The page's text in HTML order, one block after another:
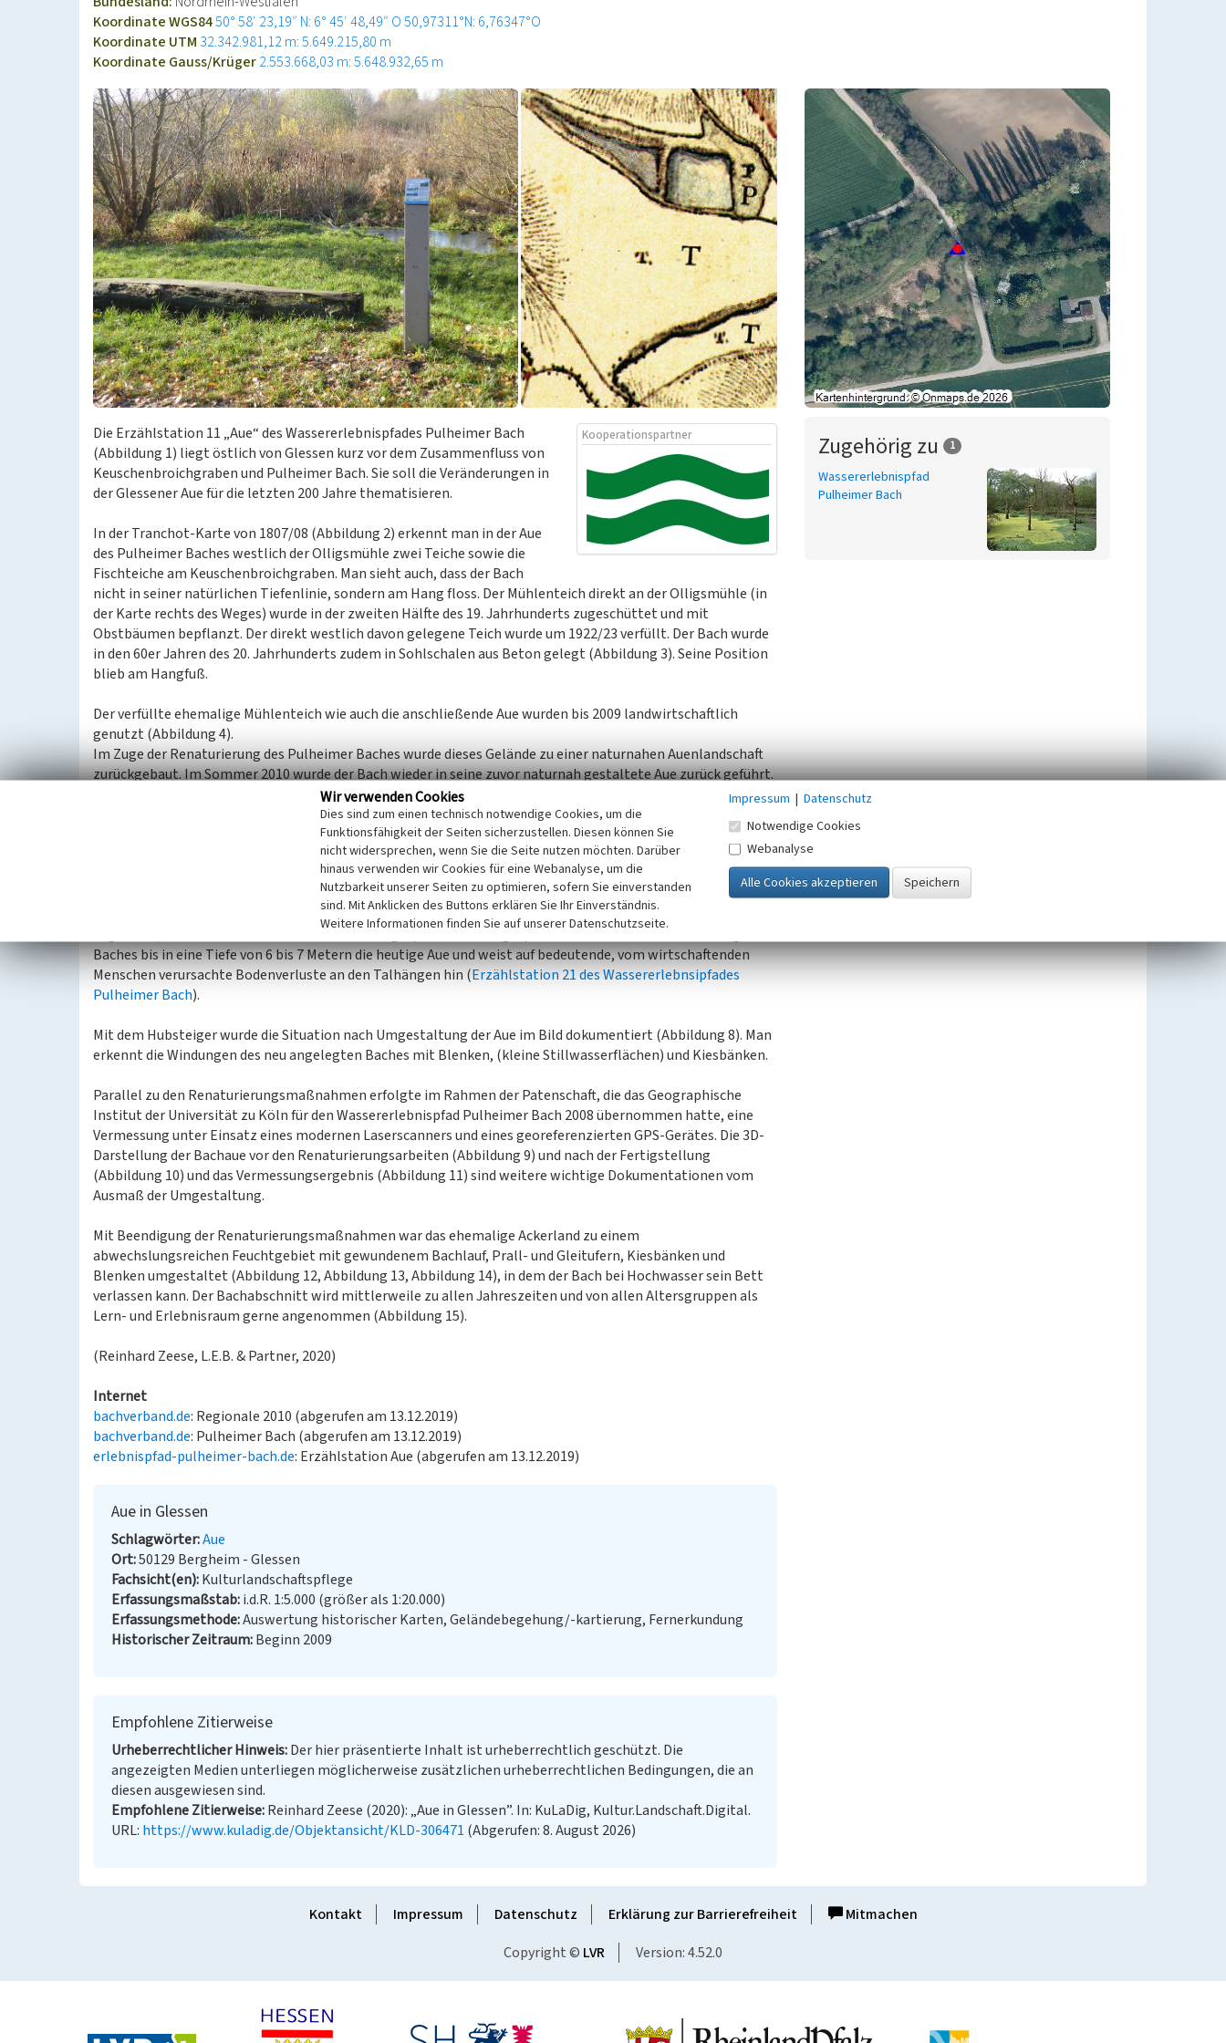
Koordinate WGS8450° 58′ 23,19″ N: 6° 45′ 48,49″ O50,97311°N: 6,76347°O
Koordinate UTM 32.342.981,12 m: 5.649.215,80 m
Koordinate Gauss/Krüger2.553.668,03 m: 5.648.932,65 m
Kooperationspartner
Die Erzählstation 11 „Aue“ des Wassererlebnispfades Pulheimer Bach
(Abbildung 1) liegt östlich von Glessen kurz vor dem Zusammenfluss von
Keuschenbroichgraben und Pulheimer Bach. Sie soll die Veränderungen in
der Glessener Aue für die letzten 200 Jahre thematisieren.
In der Tranchot-Karte von 1807/08 (Abbildung 2) erkennt man in der Aue
des Pulheimer Baches westlich der Olligsmühle zwei Teiche sowie die
Fischteiche am Keuschenbroichgraben. Man sieht auch, dass der Bach
nicht in seiner natürlichen Tiefenlinie, sondern am Hang floss. Der Mühlenteich direkt an der Olligsmühle (in
der Karte rechts des Weges) wurde in der zweiten Hälfte des 19. Jahrhunderts zugeschüttet und mit
Obstbäumen bepflanzt. Der direkt westlich davon gelegene Teich wurde um 1922/23 verfüllt. Der Bach wurde
in den 60er Jahren des 20. Jahrhunderts zudem in Sohlschalen aus Beton gelegt (Abbildung 3). Seine Position
blieb am Hangfuß.
Der verfüllte ehemalige Mühlenteich wie auch die anschließende Aue wurden bis 2009 landwirtschaftlich
genutzt (Abbildung 4).
Im Zuge der Renaturierung des Pulheimer Baches wurde dieses Gelände zu einer naturnahen Auenlandschaft
zurückgebaut. Im Sommer 2010 wurde der Bach wieder in seine zuvor naturnah gestaltete Aue zurück geführt.
Bis auf geringe Reste wurden die Betonschalen entfernt und abgefahren (Abbildung 5).
Bei Probeschürfen und Abgrabungen zur Neugestaltung des Bachbettes wurden Schalen von
Süßwasserschnecken (Abbildung 6) und feinkörnige, teilweise geschichtete Seeablagerungen gefunden
(Abbildung 7). Sie erlauben den Einblick in ein Archiv der jüngsten Landschaftsgeschichte. Die Lehme werden
von senkrechten röhrenförmigen Hohlräumen durchzogen, die begrabene ehemalige Schilfrohrstängel
markieren. Das Schilfrohr stand in der Verlandungszone am Rande des Teiches und wurde von Material
Baches bis in eine Tiefe von 6 bis 7 Metern die heutige Aue und weist auf bedeutende, vom wirtschaftenden
Menschen verursachte Bodenverluste an den Talhängen hin (Erzählstation 21 des Wassererlebnsipfades
Pulheimer Bach).
Mit dem Hubsteiger wurde die Situation nach Umgestaltung der Aue im Bild dokumentiert (Abbildung 8). Man
erkennt die Windungen des neu angelegten Baches mit Blenken, (kleine Stillwasserflächen) und Kiesbänken.
Parallel zu den Renaturierungsmaßnahmen erfolgte im Rahmen der Patenschaft, die das Geographische
Institut der Universität zu Köln für den Wassererlebnispfad Pulheimer Bach 2008 übernommen hatte, eine
Vermessung unter Einsatz eines modernen Laserscanners und eines georeferenzierten GPS-Gerätes. Die 3D-
Darstellung der Bachaue vor den Renaturierungsarbeiten (Abbildung 9) und nach der Fertigstellung
(Abbildung 10) und das Vermessungsergebnis (Abbildung 11) sind weitere wichtige Dokumentationen vom
Ausmaß der Umgestaltung.
Mit Beendigung der Renaturierungsmaßnahmen war das ehemalige Ackerland zu einem
abwechslungsreichen Feuchtgebiet mit gewundenem Bachlauf, Prall- und Gleitufern, Kiesbänken und
Blenken umgestaltet (Abbildung 12, Abbildung 13, Abbildung 14), in dem der Bach bei Hochwasser sein Bett
verlassen kann. Der Bachabschnitt wird mittlerweile zu allen Jahreszeiten und von allen Altersgruppen als
Lern- und Erlebnisraum gerne angenommen (Abbildung 15).
(Reinhard Zeese, L.E.B. & Partner, 2020)
Internet
bachverband.de: Regionale 2010 (abgerufen am 13.12.2019)
bachverband.de: Pulheimer Bach (abgerufen am 13.12.2019)
erlebnispfad-pulheimer-bach.de: Erzählstation Aue (abgerufen am 13.12.2019)
Aue in Glessen
Schlagwörter Aue
Ort 50129 Bergheim - Glessen
Fachsicht(en) Kulturlandschaftspflege
Erfassungsmaßstab i.d.R. 1:5.000 (größer als 1:20.000)
Erfassungsmethode Auswertung historischer Karten, Geländebegehung/-kartierung, Fernerkundung
Historischer Zeitraum Beginn 2009
Empfohlene Zitierweise
Urheberrechtlicher Hinweis Der hier präsentierte Inhalt ist urheberrechtlich geschützt. Die
angezeigten Medien unterliegen möglicherweise zusätzlichen urheberrechtlichen Bedingungen, die an
diesen ausgewiesen sind.
Empfohlene Zitierweise Reinhard Zeese (2020): „Aue in Glessen”. In: KuLaDig, Kultur.Landschaft.Digital.
URL: https://www.kuladig.de/Objektansicht/KLD-306471 (Abgerufen: 8. August 2026)
Zugehörig zu 1
Wassererlebnispfad
Pulheimer Bach
Kontakt Impressum Datenschutz Erklärung zur Barrierefreiheit
Mitmachen
Copyright © LVR Version: 4.52.0
Wir verwenden Cookies
Dies sind zum einen technisch notwendige Cookies, um die
Funktionsfähigkeit der Seiten sicherzustellen. Diesen können Sie
nicht widersprechen, wenn Sie die Seite nutzen möchten. Darüber
hinaus verwenden wir Cookies für eine Webanalyse, um die
Nutzbarkeit unserer Seiten zu optimieren, sofern Sie einverstanden
sind. Mit Anklicken des Buttons erklären Sie Ihr Einverständnis.
Weitere Informationen finden Sie auf unserer Datenschutzseite.
Impressum | Datenschutz
Notwendige Cookies
Webanalyse